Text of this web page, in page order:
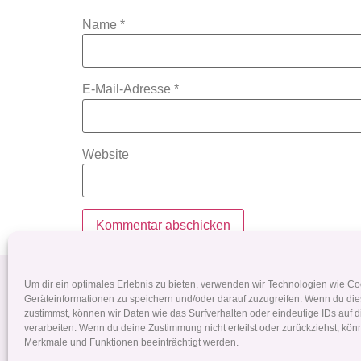
Um dir ein optimales Erlebnis zu bieten, verwenden wir Technologien wie
Geräteinformationen zu speichern und/oder darauf zuzugreifen. Wenn du
zustimmst, können wir Daten wie das Surfverhalten oder eindeutige IDs auf
verarbeiten. Wenn du deine Zustimmung nicht erteilst oder zurückziehst,
Merkmale und Funktionen beeinträchtigt werden.
Name *
E-Mail-Adresse *
Website
Pferdehaarschmuck
+43 699 190 063 76
dana.ruckerbauer@yahoo.de